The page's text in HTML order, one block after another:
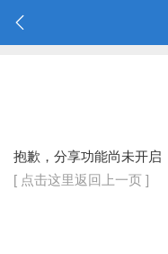
抱歉，分享功能尚未开启
[ 点击这里返回上一页 ]